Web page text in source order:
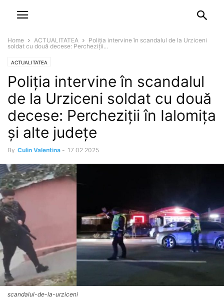
Home ACTUALITATEA
Poliția intervine în scandalul de la Urziceni
soldat cu două decese: Percheziții...
ACTUALITATEA
Poliția intervine în scandalul
de la Urziceni soldat cu două
decese: Percheziții în Ialomița
și alte județe
By Culin Valentina - 17 02 2025
scandalul-de-la-urziceni